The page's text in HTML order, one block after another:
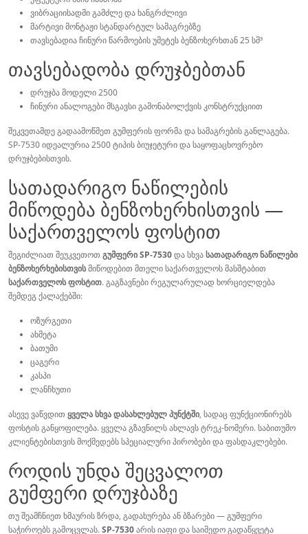
ვიბრაციისადმი გამძლე და ხანგრძლივი
მარტივი მონტაჟი სტანდარტულ სამაგრებზე
თავსებადია ჩინური წარმოების უმეტეს ბენზოხერხთან 25 სმ³
თავსებადობა დრუჯბებთან
დრუჯბა მოდელი 2500
ჩინური ანალოგები მსგავსი გამონაბოლქვის კონსტრუქციით
შეკვეთამდე გადაამოწმეთ გუმფერის ფორმა და სამაგრების განლაგება.
SP-7530 იდეალურია 2500 ტიპის ბიუჯეტური და საყოფაცხოვრებო
დრუჯბებისთვის.
სათადარიგო ნაწილების
მიწოდება ბენზოხერხისთვის —
საქართველოს ფოსტით
შეგიძლიათ შეუკვეთოთ გუმფერი SP-7530და სხვასათადარიგო ნაწილები
ბენზოხერხებისთვისმიწოდებით მთელი საქართველოს მასშტაბით
საქართველოს ფოსტით. გაგზავნები რეგულარულად ხორციელდება
შემდეგ ქალაქებში:
ოზურგეთი
ახმეტა
ბათუმი
ცაგერი
კასპი
ლანჩხუთი
ასევე ვაწვდით ყველა სხვა დასახლებულ პუნქტში, სადაც ფუნქციონირებს
ფოსტის განყოფილება. ყველა გზავნილს ახლავს ტრეკ-ნომერი. საბითუმო
კლიენტებისთვის მოქმედებს სპეციალური პირობები და ფასდაკლებები.
როდის უნდა შეცვალოთ
გუმფერი დრუჯბაზე
თუ შეამჩნიეთ ხმაურის ზრდა, გადახურება ან ბზარები — გუმფერი
საჭიროებს გამოცვლას.SP-7530არის იაფი და საიმედო გადაწყვეტა